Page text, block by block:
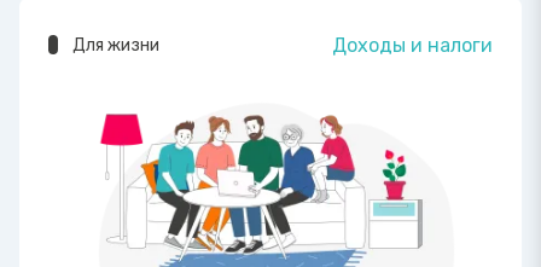
Для жизни Доходы и налоги